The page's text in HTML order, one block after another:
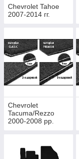
Chevrolet Tahoe
2007-2014 гг.
Chevrolet
Tacuma/Rezzo
2000-2008 рр.